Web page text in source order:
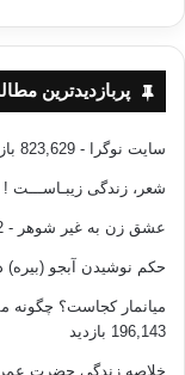
پربازدیدترین
سایت نوگرا - 823,629 بازدید
شعر، زندگی زیبـاســـت !
عشق زن به غیر شوهر - 280,262 بازدید
حکم نوشیدن آبجو
میانمار کجاست؟
196,143 بازدید
خلاصه زندگی حضرت عمر